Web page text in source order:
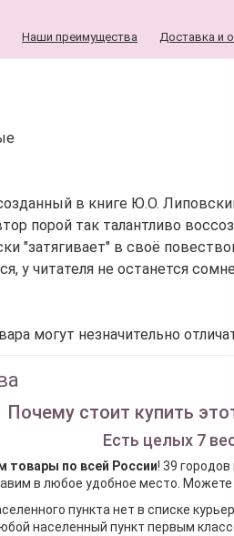
Наши преимущества Доставка и
в книге Ю.О.
порой так талантливо
"затягивает" в своё
у читателя не останется
могут незначительно
Почему стоит купить
Есть целых 7
товары по всей России! 39
в любое удобное место. Можете
пункта нет в списке
населенный пункт первым